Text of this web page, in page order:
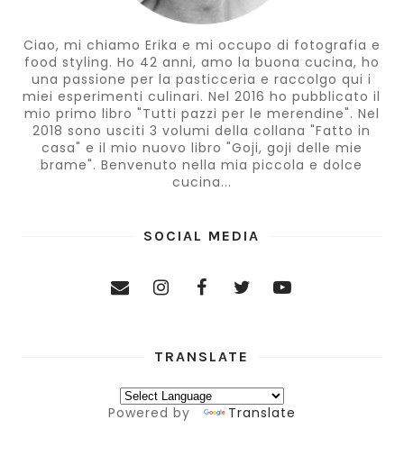
Ciao, mi chiamo Erika e mi occupo di fotografia e
food styling. Ho 42 anni, amo la buona cucina, ho
una passione per la pasticceria e raccolgo qui i
miei esperimenti culinari. Nel 2016 ho pubblicato il
mio primo libro "Tutti pazzi per le merendine". Nel
2018 sono usciti 3 volumi della collana "Fatto in
casa" e il mio nuovo libro "Goji, goji delle mie
brame". Benvenuto nella mia piccola e dolce
cucina...
SOCIAL MEDIA
TRANSLATE
Powered by Translate